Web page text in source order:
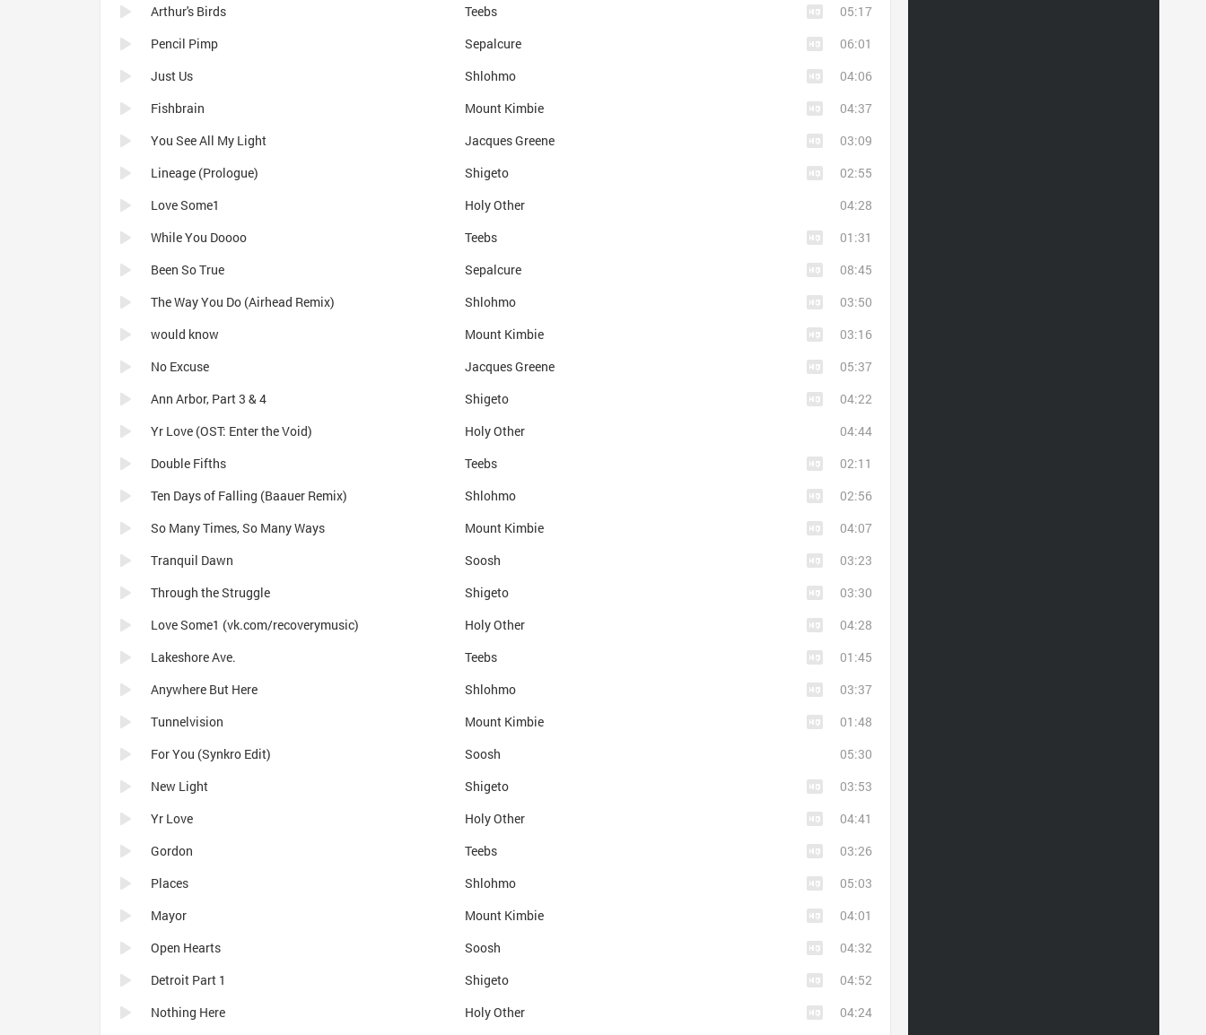
Arthur's Birds
Teebs
05:17
Pencil Pimp
Sepalcure
06:01
Just Us
Shlohmo
04:06
Fishbrain
Mount Kimbie
04:37
You See All My Light
Jacques Greene
03:09
Lineage (Prologue)
Shigeto
02:55
Love Some1
Holy Other
04:28
While You Doooo
Teebs
01:31
Been So True
Sepalcure
08:45
The Way You Do (Airhead Remix)
Shlohmo
03:50
would know
Mount Kimbie
03:16
No Excuse
Jacques Greene
05:37
Ann Arbor, Part 3 & 4
Shigeto
04:22
Yr Love (OST: Enter the Void)
Holy Other
04:44
Double Fifths
Teebs
02:11
Ten Days of Falling (Baauer Remix)
Shlohmo
02:56
So Many Times, So Many Ways
Mount Kimbie
04:07
Tranquil Dawn
Soosh
03:23
Through the Struggle
Shigeto
03:30
Love Some1 (vk.com/recoverymusic)
Holy Other
04:28
Lakeshore Ave.
Teebs
01:45
Anywhere But Here
Shlohmo
03:37
Tunnelvision
Mount Kimbie
01:48
For You (Synkro Edit)
Soosh
05:30
New Light
Shigeto
03:53
Yr Love
Holy Other
04:41
Gordon
Teebs
03:26
Places
Shlohmo
05:03
Mayor
Mount Kimbie
04:01
Open Hearts
Soosh
04:32
Detroit Part 1
Shigeto
04:52
Nothing Here
Holy Other 04:24